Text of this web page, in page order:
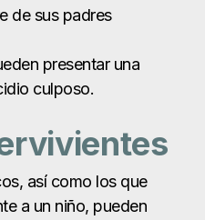
de sus padres
presentar una
culposo.
así como los que
a un niño, pueden